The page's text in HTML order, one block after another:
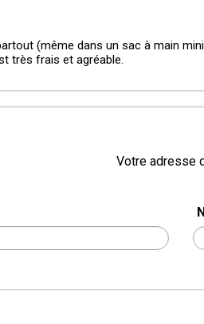
(même dans un sac à main
très frais et agréable.
Votre adresse